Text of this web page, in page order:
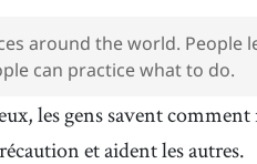
around the world. People
can practice what to do.
les gens savent comment
et aident les autres.